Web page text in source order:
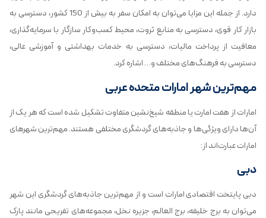
دارد. از جمله این مزایا می‌توان به امکان سفر به بیش از 150 کشور، دسترسی به
بازار کار قوی، دسترسی به منابع ثروت، محیط کسب‌وکار سازگار با سرمایه‌گذاری،
معافیت از پرداخت مالیات، دسترسی به خدمات بهداشتی و آموزشی عالی،
دسترسی به فرهنگ‌های مختلف و… اشاره کرد.
مهم‌ترین شهر امارات متحده عربی
امارات از هفت امارت یا منطقه شیخ‌نشین متفاوت تشکیل شده است که هر یک از
آن‌ها دارای ویژگی‌ها و جاذبه‌های گردشگری مختلفی هستند. مهم‌ترین شهرهای
امارات عبارت‌اند از:
دبی
دبی پایتخت اقتصادی امارات است و از مهم‌ترین جاذبه‌های گردشگری این شهر
می‌توان به برج خلیفه، برج العالم، جزیره نخل، مجموعه‌های تفریحی مانند پارک